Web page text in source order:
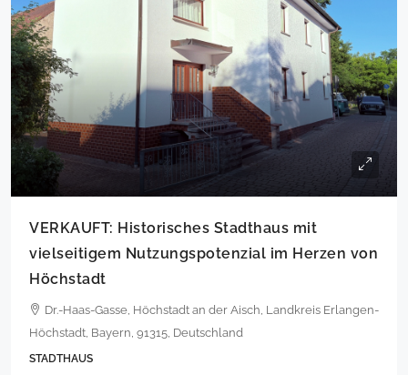
VERKAUFT: Historisches Stadthaus mit
vielseitigem Nutzungspotenzial im Herzen von
Höchstadt
Dr.-Haas-Gasse, Höchstadt an der Aisch, Landkreis Erlangen-
Höchstadt, Bayern, 91315, Deutschland
STADTHAUS